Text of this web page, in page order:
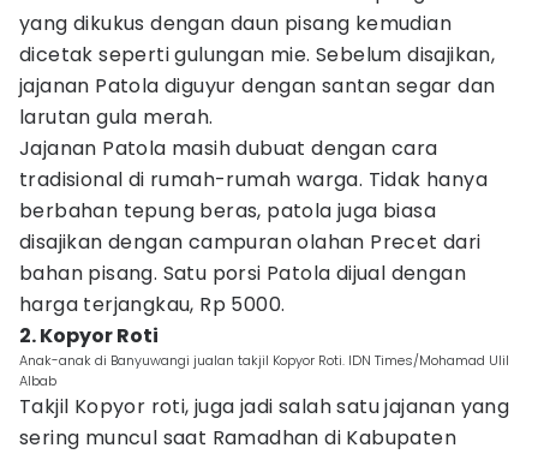
yang dikukus dengan daun pisang kemudian
dicetak seperti gulungan mie. Sebelum disajikan,
jajanan Patola diguyur dengan santan segar dan
larutan gula merah.
Jajanan Patola masih dubuat dengan cara
tradisional di rumah-rumah warga. Tidak hanya
berbahan tepung beras, patola juga biasa
disajikan dengan campuran olahan Precet dari
bahan pisang. Satu porsi Patola dijual dengan
harga terjangkau, Rp 5000.
2. Kopyor Roti
Anak-anak di Banyuwangi jualan takjil Kopyor Roti. IDN Times/Mohamad Ulil
Albab
Takjil Kopyor roti, juga jadi salah satu jajanan yang
sering muncul saat Ramadhan di Kabupaten